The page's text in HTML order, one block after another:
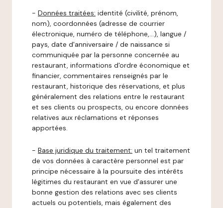
- Données traitées: identité (civilité, prénom,
nom), coordonnées (adresse de courrier
électronique, numéro de téléphone,…), langue /
pays, date d'anniversaire / de naissance si
communiquée par la personne concernée au
restaurant, informations d'ordre économique et
financier, commentaires renseignés par le
restaurant, historique des réservations, et plus
généralement des relations entre le restaurant
et ses clients ou prospects, ou encore données
relatives aux réclamations et réponses
apportées.
- Base juridique du traitement: un tel traitement
de vos données à caractère personnel est par
principe nécessaire à la poursuite des intérêts
légitimes du restaurant en vue d'assurer une
bonne gestion des relations avec ses clients
actuels ou potentiels, mais également des